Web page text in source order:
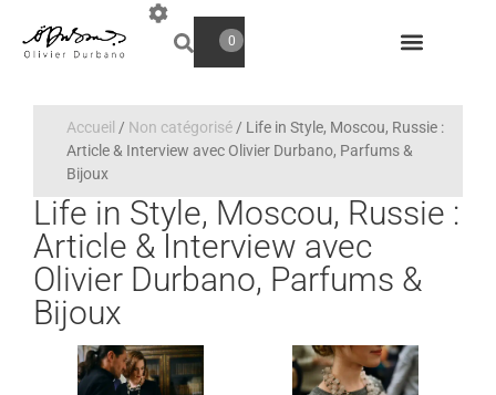
0
Accueil / Non catégorisé / Life in Style, Moscou, Russie :
Article & Interview avec Olivier Durbano, Parfums &
Bijoux
Life in Style, Moscou, Russie :
Article & Interview avec
Olivier Durbano, Parfums &
Bijoux